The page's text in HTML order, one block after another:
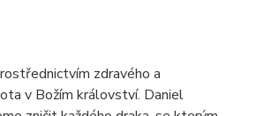
zdravého a
v Božím království. Daniel